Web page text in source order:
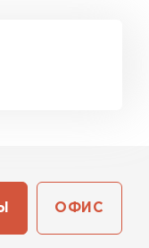
ОФИС